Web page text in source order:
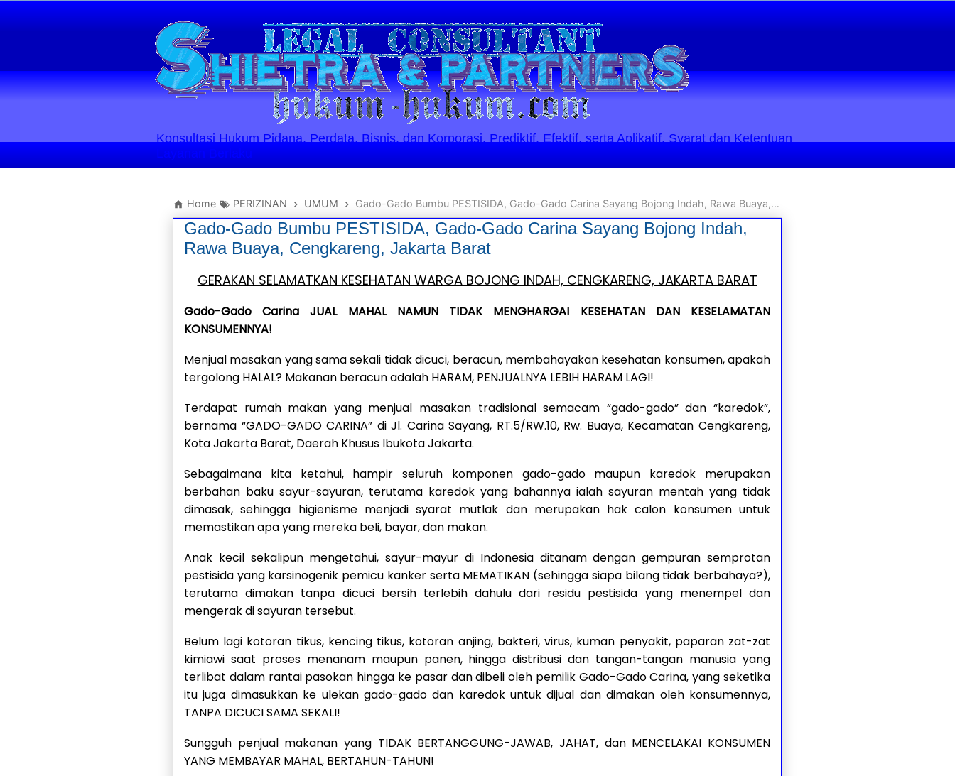
Konsultasi Hukum Pidana, Perdata, Bisnis, dan Korporasi. Prediktif, Efektif, serta Aplikatif. Syarat dan Ketentuan
Layanan Berlaku
Home PERIZINAN UMUM Gado-Gado Bumbu PESTISIDA, Gado-Gado Carina Sayang Bojong Indah, Rawa Buaya, Cengkareng, Jakarta Barat
Gado-Gado Bumbu PESTISIDA, Gado-Gado Carina Sayang Bojong Indah,
Rawa Buaya, Cengkareng, Jakarta Barat
GERAKAN SELAMATKAN KESEHATAN WARGA BOJONG INDAH, CENGKARENG, JAKARTA BARAT
Gado-Gado Carina JUAL MAHAL NAMUN TIDAK MENGHARGAI KESEHATAN DAN KESELAMATAN
KONSUMENNYA!
Menjual masakan yang sama sekali tidak dicuci, beracun, membahayakan kesehatan konsumen, apakah
tergolong HALAL? Makanan beracun adalah HARAM, PENJUALNYA LEBIH HARAM LAGI!
Terdapat rumah makan yang menjual masakan tradisional semacam “gado-gado” dan “karedok”,
bernama “GADO-GADO CARINA” di Jl. Carina Sayang, RT.5/RW.10, Rw. Buaya, Kecamatan Cengkareng,
Kota Jakarta Barat, Daerah Khusus Ibukota Jakarta.
Sebagaimana kita ketahui, hampir seluruh komponen gado-gado maupun karedok merupakan
berbahan baku sayur-sayuran, terutama karedok yang bahannya ialah sayuran mentah yang tidak
dimasak, sehingga higienisme menjadi syarat mutlak dan merupakan hak calon konsumen untuk
memastikan apa yang mereka beli, bayar, dan makan.
Anak kecil sekalipun mengetahui, sayur-mayur di Indonesia ditanam dengan gempuran semprotan
pestisida yang karsinogenik pemicu kanker serta MEMATIKAN (sehingga siapa bilang tidak berbahaya?),
terutama dimakan tanpa dicuci bersih terlebih dahulu dari residu pestisida yang menempel dan
mengerak di sayuran tersebut.
Belum lagi kotoran tikus, kencing tikus, kotoran anjing, bakteri, virus, kuman penyakit, paparan zat-zat
kimiawi saat proses menanam maupun panen, hingga distribusi dan tangan-tangan manusia yang
terlibat dalam rantai pasokan hingga ke pasar dan dibeli oleh pemilik Gado-Gado Carina, yang seketika
itu juga dimasukkan ke ulekan gado-gado dan karedok untuk dijual dan dimakan oleh konsumennya,
TANPA DICUCI SAMA SEKALI!
Sungguh penjual makanan yang TIDAK BERTANGGUNG-JAWAB, JAHAT, dan MENCELAKAI KONSUMEN
YANG MEMBAYAR MAHAL, BERTAHUN-TAHUN!